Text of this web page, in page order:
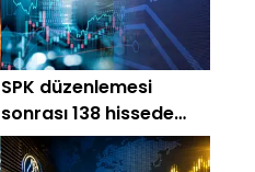
SPK düzenlemesi
sonrası 138 hissede
büyük değişim!